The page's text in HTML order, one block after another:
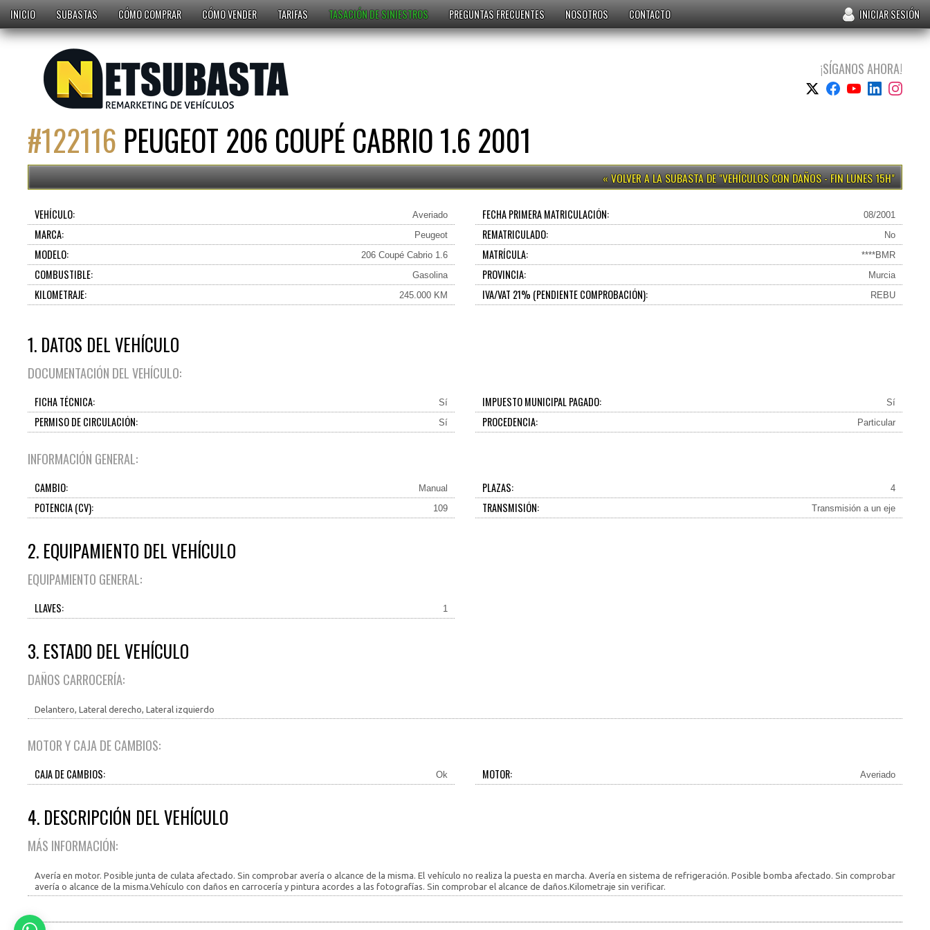
INICIO SUBASTAS CÓMO COMPRAR CÓMO VENDER TARIFAS TASACIÓN DE SINIESTROS PREGUNTAS FRECUENTES NOSOTROS CONTACTO INICIAR SESIÓN
¡SÍGANOS AHORA!
#122116 PEUGEOT 206 COUPÉ CABRIO 1.6 2001
VEHÍCULOS CON DAÑOS - FIN LUNES 15H
VEHÍCULO: Averiado
MARCA: Peugeot
MODELO: 206 Coupé Cabrio 1.6
COMBUSTIBLE: Gasolina
KILOMETRAJE: 245.000 KM
FECHA PRIMERA MATRICULACIÓN: 08/2001
REMATRICULADO: No
MATRÍCULA: ****BMR
PROVINCIA: Murcia
IVA/VAT 21% (PENDIENTE COMPROBACIÓN): REBU
1. DATOS DEL VEHÍCULO
DOCUMENTACIÓN DEL VEHÍCULO:
FICHA TÉCNICA: Sí
PERMISO DE CIRCULACIÓN: Sí
IMPUESTO MUNICIPAL PAGADO: Sí
PROCEDENCIA: Particular
INFORMACIÓN GENERAL:
CAMBIO: Manual
POTENCIA (CV): 109
PLAZAS: 4
TRANSMISIÓN: Transmisión a un eje
2. EQUIPAMIENTO DEL VEHÍCULO
EQUIPAMIENTO GENERAL:
LLAVES: 1
3. ESTADO DEL VEHÍCULO
DAÑOS CARROCERÍA:
Delantero, Lateral derecho, Lateral izquierdo
MOTOR Y CAJA DE CAMBIOS:
CAJA DE CAMBIOS: Ok MOTOR: Averiado
4. DESCRIPCIÓN DEL VEHÍCULO
MÁS INFORMACIÓN:
Avería en motor. Posible junta de culata afectado. Sin comprobar avería o alcance de la misma. El vehículo no realiza la puesta en marcha. Avería en sistema de refrigeración. Posible bomba afectado. Sin comprobar
avería o alcance de la misma.Vehículo con daños en carrocería y pintura acordes a las fotografías. Sin comprobar el alcance de daños.Kilometraje sin verificar.